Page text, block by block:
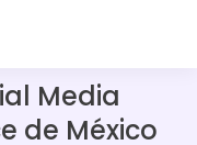
Media
de México